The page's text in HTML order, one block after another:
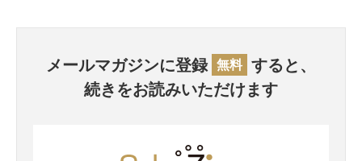
メールマガジンに登録 無料 すると、
続きをお読みいただけます